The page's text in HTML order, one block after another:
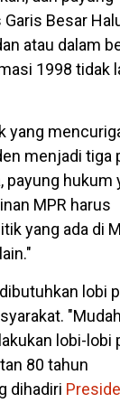
Besar
atau dalam
1998 tidak
yang
menjadi tiga
payung hukum
MPR harus
yang ada di
lobi
lobi-lobi
80 tahun
dihadiri